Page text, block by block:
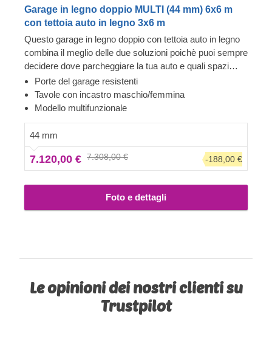
Garage in legno doppio MULTI (44 mm) 6x6 m
con tettoia auto in legno 3x6 m
Questo garage in legno doppio con tettoia auto in legno
combina il meglio delle due soluzioni poichè puoi sempre
decidere dove parcheggiare la tua auto e quali spazi
utilizzare come deposito o per altri veicoli. Ora non
dovrai più scegliere tra due opzioni diverse: goditi solo il
lusso di avere uno spazio sicuro per il tuo veicolo e
con MULTI, sia che tu voglia acquistare un'altra auto,
allestire un'area relax ""vecchia scuola"" in garage o
montare degli scaffali con i tuoi libri preferiti.
Porte del garage resistenti
Tavole con incastro maschio/femmina
Modello multifunzionale
44 mm
7.120,00 € 7.308,00 € -188,00 €
Foto e dettagli
Le opinioni dei nostri clienti su
Trustpilot